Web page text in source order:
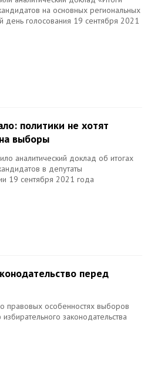
на основных региональных
голосования 19 сентября 2021
политики не хотят
выборы
аналитический доклад об итогах
в депутаты
19 сентября 2021 года
перед
правовых особенностях выборов
законодательства